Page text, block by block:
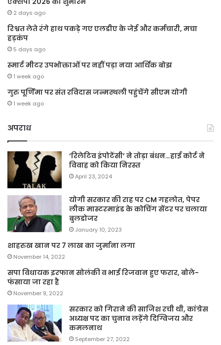
2 days ago
रिश्वत लेते रंगे हाथ पकड़े गए एलडीए के जेई और कर्मचारी, मचा
हड़कंप
5 days ago
स्मार्ट मीटर उपभोक्ताओं पर नहीं पड़ा नया आर्थिक बोझ
1 week ago
गुरु पूर्णिमा पर संत रविदास जन्मस्थली पहुंचेंगे सीएम योगी
1 week ago
अपराध
‘रिलेटिव इंपोटेंसी’ ने तोड़ा बंधन…हाई कोर्ट ने
विवाह को किया निरस्त
April 23, 2024
योगी सरकार की राह पर CM गहलोत, पेपर
लीक मास्टरमाइंड के कोचिंग सेंटर पर चलाया
बुलडोजर
January 10, 2023
शाहरुख खान पर 7 लाख का जुर्माना लगा
November 14, 2022
सपा विधायक इरफान सोलंकी व भाई रिजवान हुए फरार, बोले-
फंसाया जा रहा है
November 9, 2022
सरकार को गिराने की साजिश रची थी, कांग्रेस
अध्यक्ष पद का चुनाव लड़ेंगे दिग्विजय और
कमलनाथ
September 27, 2022